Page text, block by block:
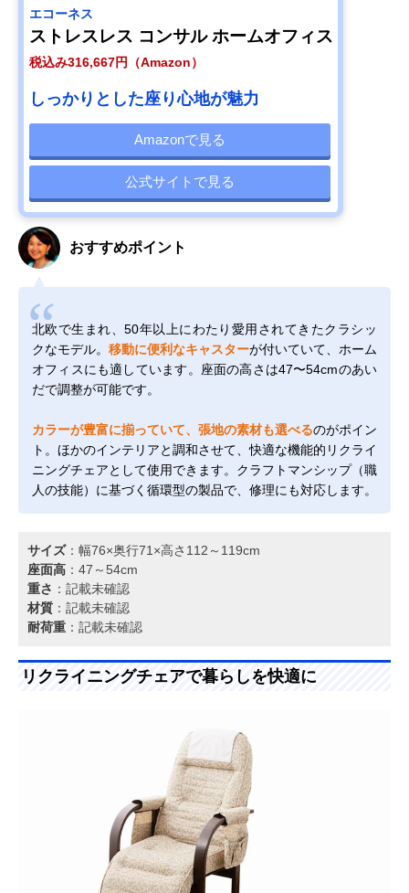
エコーネス
ストレスレス コンサル ホームオフィス
税込み316,667円（Amazon）
しっかりとした座り心地が魅力
Amazonで見る
公式サイトで見る
おすすめポイント
北欧で生まれ、50年以上にわたり愛用されてきたクラシッ
クなモデル。 移動に便利なキャスターが付いていて、ホーム
オフィスにも適しています。座面の高さは47〜54cmのあい
だで調整が可能です。
カラーが豊富に揃っていて、張地の素材も選べるのがポイン
ト。ほかのインテリアと調和させて、快適な機能的リクライ
ニングチェアとして使用できます。クラフトマンシップ（職
人の技能）に基づく循環型の製品で、修理にも対応します。
サイズ：幅76×奥行71×高さ112～119cm
座面高 ：47～54cm
重さ ：記載未確認
材質 ：記載未確認
耐荷重 ：記載未確認
リクライニングチェアで暮らしを快適に